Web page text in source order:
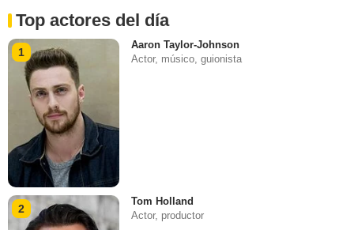
Top actores del día
1
Aaron Taylor-Johnson
Actor, músico, guionista
2
Tom Holland
Actor, productor